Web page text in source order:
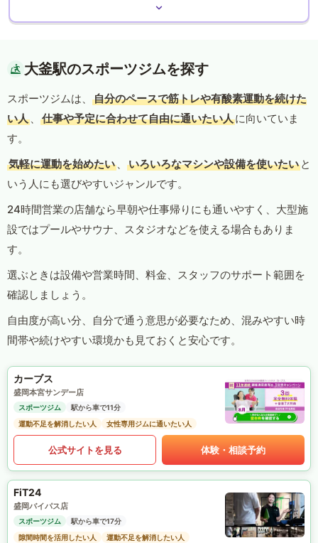
大釜駅のスポーツジムを探す
スポーツジムは、
自分のペースで筋トレや有酸素運動を続けた
い人 、 仕事や予定に合わせて自由に通いたい人に向いていま
す。
気軽に運動を始めたい 、 いろいろなマシンや設備を使いたい と
いう人にも選びやすいジャンルです。
24時間営業の店舗なら早朝や仕事帰りにも通いやすく、大型施
設ではプールやサウナ、スタジオなどを使える場合もありま
す。
選ぶときは設備や営業時間、料金、スタッフのサポート範囲を
確認しましょう。
自由度が高い分、自分で通う意思が必要なため、混みやすい時
間帯や続けやすい環境かも見ておくと安心です。
カーブス
盛岡本宮サンデー店
スポーツジム
駅から車で11分
運動不足を解消したい人
女性専用ジムに通いたい人
公式サイトを見る 体験・相談予約
FiT24
盛岡バイパス店
スポーツジム
駅から車で17分
隙間時間を活用したい人
運動不足を解消したい人